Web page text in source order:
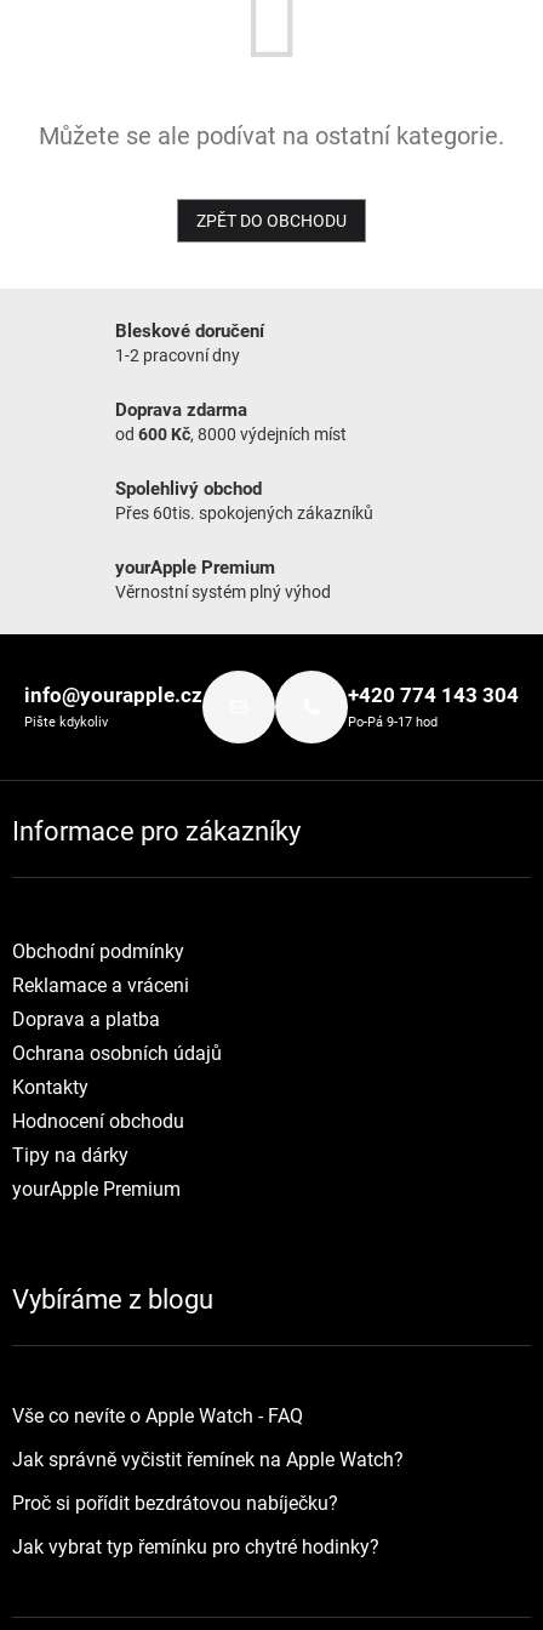
Můžete se ale podívat na ostatní kategorie.
ZPĚT DO OBCHODU
Bleskové doručení
1-2 pracovní dny
Doprava zdarma
od 600 Kč, 8000 výdejních míst
Spolehlivý obchod
Přes 60tis. spokojených zákazníků
yourApple Premium
Věrnostní systém plný výhod
info@yourapple.cz
Pište kdykoliv
+420 774 143 304
Po-Pá 9-17 hod
Informace pro zákazníky
Obchodní podmínky
Reklamace a vráceni
Doprava a platba
Ochrana osobních údajů
Kontakty
Hodnocení obchodu
Tipy na dárky
yourApple Premium
Vybíráme z blogu
Vše co nevíte o Apple Watch - FAQ
Jak správně vyčistit řemínek na Apple Watch?
Proč si pořídit bezdrátovou nabíječku?
Jak vybrat typ řemínku pro chytré hodinky?